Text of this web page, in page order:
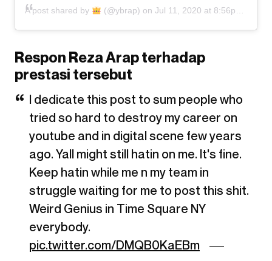
A post shared by (@ybrap) on Jul 11, 2020 at 8:56pm PDT
Respon Reza Arap terhadap
prestasi tersebut
I dedicate this post to sum people who
tried so hard to destroy my career on
youtube and in digital scene few years
ago. Yall might still hatin on me. It's fine.
Keep hatin while me n my team in
struggle waiting for me to post this shit.
Weird Genius in Time Square NY
everybody.
pic.twitter.com/DMQB0KaEBm